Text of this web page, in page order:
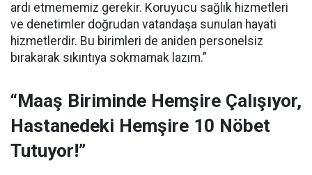
ardı etmememiz gerekir. Koruyucu sağlık hizmetleri
ve denetimler doğrudan vatandaşa sunulan hayati
hizmetlerdir. Bu birimleri de aniden personelsiz
bırakarak sıkıntıya sokmamak lazım.”
“Maaş Biriminde Hemşire Çalışıyor,
Hastanedeki Hemşire 10 Nöbet
Tutuyor!”